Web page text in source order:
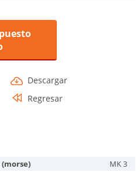
Descargar
Regresar
MK 3